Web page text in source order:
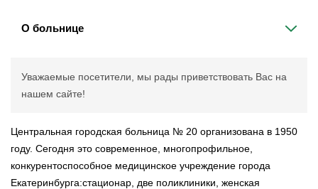
О больнице
Уважаемые посетители, мы рады приветствовать Вас на
нашем сайте!
Центральная городская больница № 20 организована в 1950
году. Сегодня это современное, многопрофильное,
конкурентоспособное медицинское учреждение города
Екатеринбурга:стационар, две поликлиники, женская